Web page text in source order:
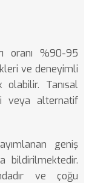
oranı %90-95
ve deneyimli
Tanısal
veya alternatif
geniş
bildirilmektedir.
ve çoğu